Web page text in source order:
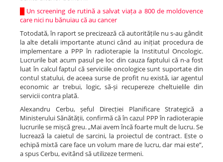
Un screening de rutină a salvat viața a 800 de moldovence
care nici nu bănuiau că au cancer
Totodată, în raport se precizează că autoritățile nu s-au gândit
la alte detalii importante atunci când au inițiat procedura de
implementare a PPP în radioterapie la Institutul Oncologic.
Lucrurile bat acum pasul pe loc din cauza faptului că n-a fost
luat în calcul faptul că serviciile oncologice sunt suportate din
contul statului, de aceea surse de profit nu există, iar agentul
economic ar trebui, logic, să-și recupereze cheltuielile din
servicii contra plată.
Alexandru Cerbu, șeful Direcției Planificare Strategică a
Ministerului Sănătății, confirmă că în cazul PPP în radioterapie
lucrurile se mișcă greu. „Mai avem încă foarte mult de lucru. Se
lucrează la caietul de sarcini, la proiectul de contract. Este o
echipă mixtă care face un volum mare de lucru, dar mai este”,
a spus Cerbu, evitând să utilizeze termeni.